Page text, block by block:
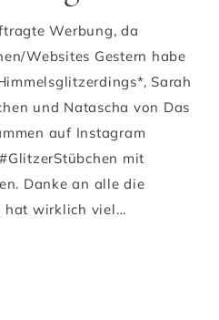
Werbung, da
Websites Gestern habe
Sarah
und Natascha von Das
auf Instagram
mit
Danke an alle die
hat wirklich viel…